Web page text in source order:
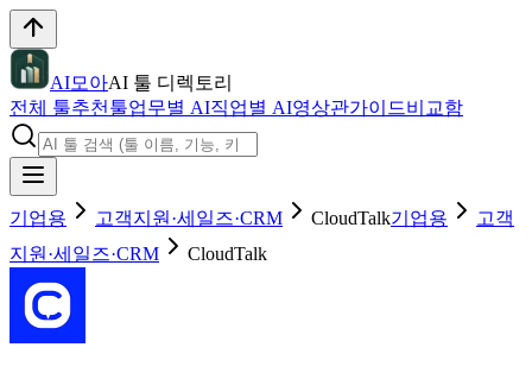
AI모아AI 툴 디렉토리
전체 툴추천툴업무별 AI직업별 AI영상관가이드비교함
기업용 고객지원·세일즈·CRM CloudTalk기업용
고객
지원·세일즈·CRM
CloudTalk